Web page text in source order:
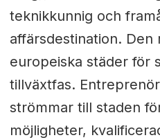
teknikkunnig och
affärsdestination. Den
europeiska städer för
tillväxtfas.
strömmar till staden
möjligheter,